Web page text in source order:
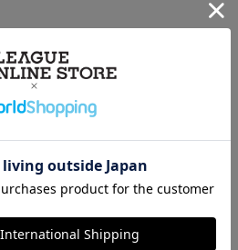
ム~
トグッズは、サポーターやファン必
ックしてみてください！
インに注目！タオルマフラーは応援
！